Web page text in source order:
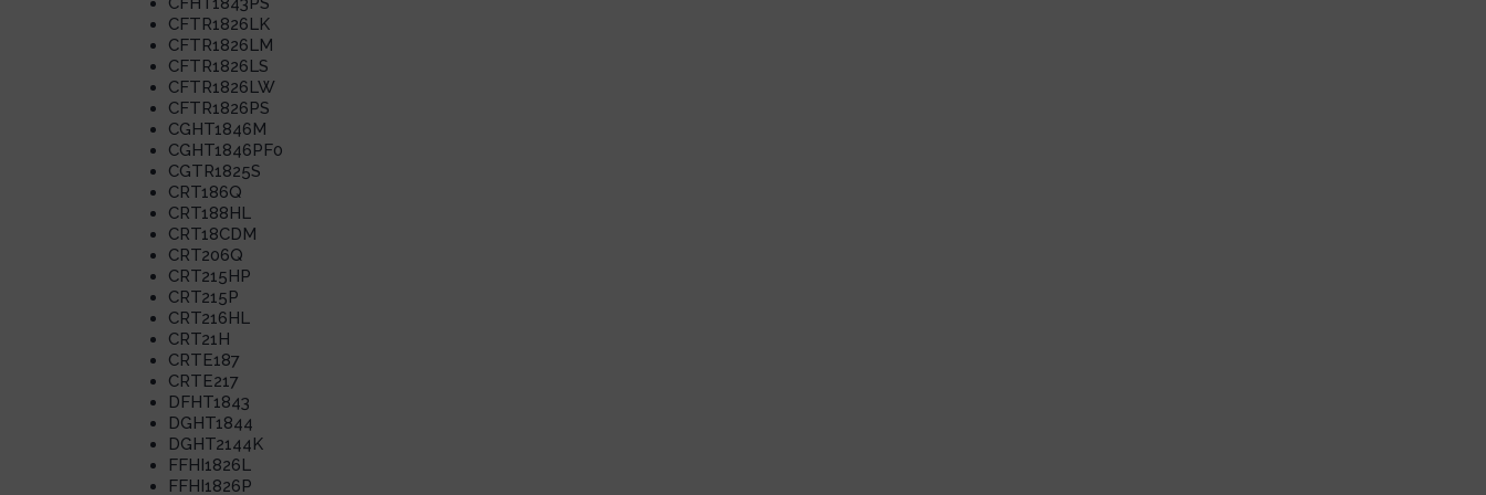
CFTR1826LK
CFTR1826LM
CFTR1826LS
CFTR1826LW
CFTR1826PS
CGHT1846M
CGHT1846PF0
CGTR1825S
CRT186Q
CRT188HL
CRT18CDM
CRT206Q
CRT215HP
CRT215P
CRT216HL
CRT21H
CRTE187
CRTE217
DFHT1843
DGHT1844
DGHT2144K
FFHI1826L
FFHI1826P